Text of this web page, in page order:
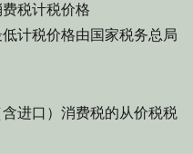
税计税价格
计税价格由国家税务总局
进口）消费税的从价税税